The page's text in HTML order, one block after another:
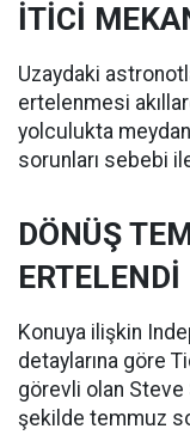
İTİCİ
Uzaydaki
ertelenmesi
yolculukta
sorunları sebebi
DÖNÜŞ
ERTELENDİ
Konuya ilişkin
detaylarına göre
görevli olan Steve
şekilde temmuz